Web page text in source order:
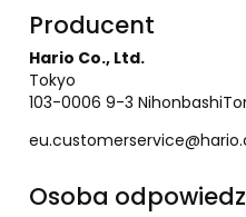
Producent
Hario Co., Ltd.
Tokyo
103-0006 9-3
Osoba